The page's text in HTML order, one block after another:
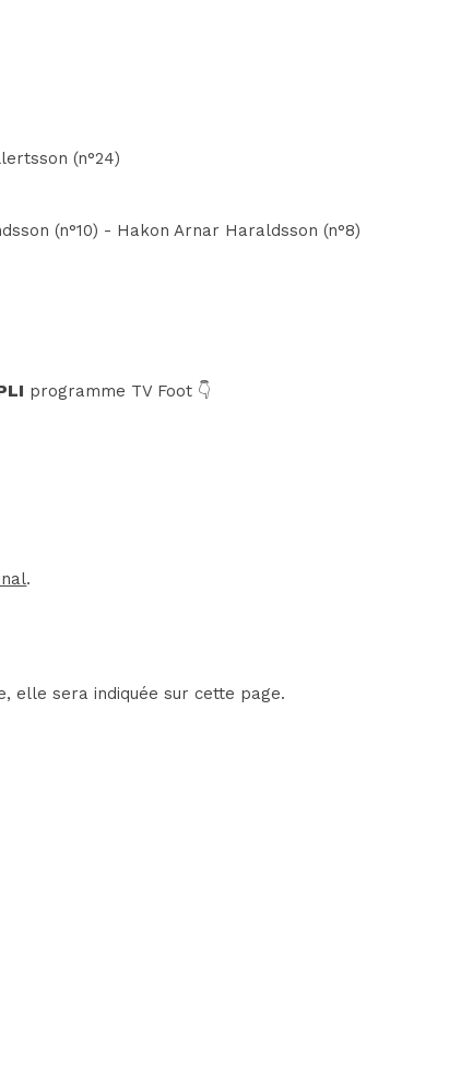
(n°24)
(n°10) - Hakon Arnar Haraldsson (n°8)
programme TV Foot 👇
.
elle sera indiquée sur cette page.